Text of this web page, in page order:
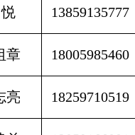
悦 13859135777
章 18005985460
亮 18259710519